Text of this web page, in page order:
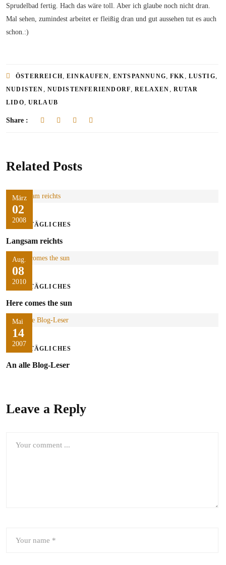
Sprudelbad fertig. Hach das wäre toll. Aber ich glaube noch nicht dran.
Mal sehen, zumindest arbeitet er fleißig dran und gut aussehen tut es auch
schon.:)
ÖSTERREICH EINKAUFEN ENTSPANNUNG ,FKK LUSTIG
NUDISTEN NUDISTENFERIENDORF ,RELAXEN
RUTAR
LIDO
URLAUB
Share :
Related Posts
März
02
2008
ALLTÄGLICHES
Langsam reichts
Aug.
08
2010
ALLTÄGLICHES
Here comes the sun
Mai
14
2007
ALLTÄGLICHES
An alle Blog-Leser
Leave a Reply